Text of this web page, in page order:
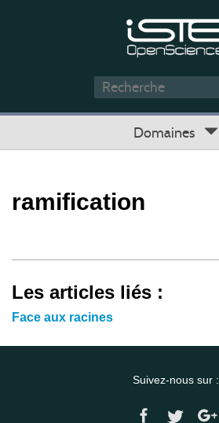
Domaines
ramification
Les articles liés :
Face aux racines
Suivez-nous sur :